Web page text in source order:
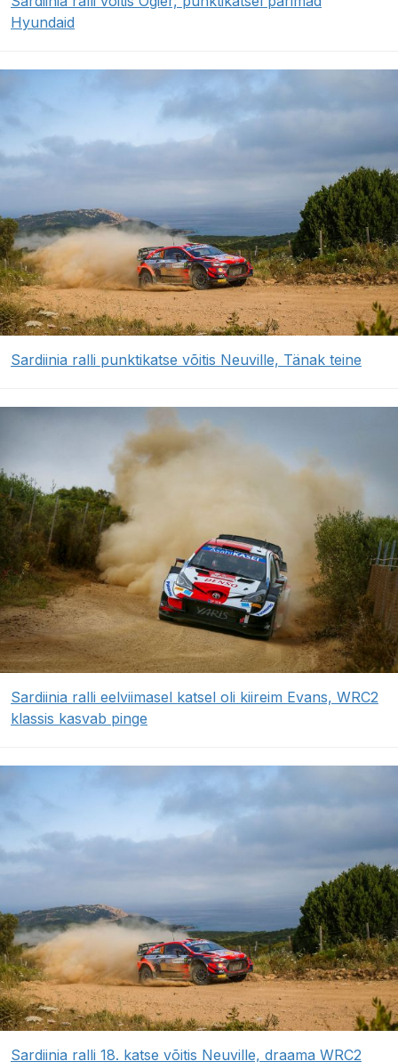
Hyundaid
Sardiinia ralli punktikatse võitis Neuville, Tänak teine
Sardiinia ralli eelviimasel katsel oli kiireim Evans, WRC2
klassis kasvab pinge
Sardiinia ralli 18. katse võitis Neuville, draama WRC2